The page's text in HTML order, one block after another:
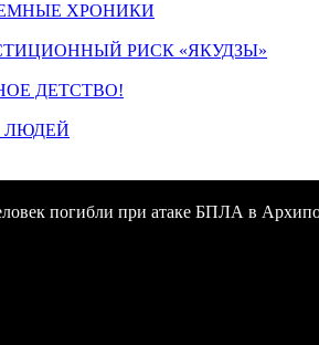
ХРОНИКИ
РИСК «ЯКУДЗЫ»
ДЕТСТВО!
ЛЮДЕЙ
погибли при атаке БПЛА в